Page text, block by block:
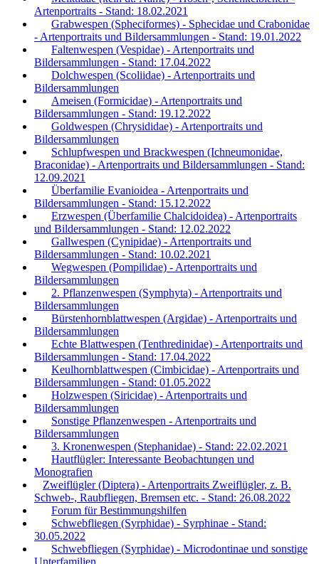
Artenportraits - Stand: 18.02.2021
Grabwespen (Spheciformes) - Sphecidae und Crabonidae
- Artenportraits und Bildersammlungen - Stand: 19.01.2022
Faltenwespen (Vespidae) - Artenportraits und
Bildersammlungen - Stand: 17.04.2022
Dolchwespen (Scoliidae) - Artenportraits und
Bildersammlungen
Ameisen (Formicidae) - Artenportraits und
Bildersammlungen - Stand: 19.12.2022
Goldwespen (Chrysididae) - Artenportraits und
Bildersammlungen
Schlupfwespen und Brackwespen (Ichneumonidae,
Braconidae) - Artenportraits und Bildersammlungen - Stand:
12.09.2021
Überfamilie Evanioidea - Artenportraits und
Bildersammlungen - Stand: 15.12.2022
Erzwespen (Überfamilie Chalcidoidea) - Artenportraits
und Bildersammlungen - Stand: 12.02.2022
Gallwespen (Cynipidae) - Artenportraits und
Bildersammlungen - Stand: 10.02.2021
Wegwespen (Pompilidae) - Artenportraits und
Bildersammlungen
2. Pflanzenwespen (Symphyta) - Artenportraits und
Bildersammlungen
Bürstenhornblattwespen (Argidae) - Artenportraits und
Bildersammlungen
Echte Blattwespen (Tenthredinidae) - Artenportraits und
Bildersammlungen - Stand: 17.04.2022
Keulhornblattwespen (Cimbicidae) - Artenportraits und
Bildersammlungen - Stand: 01.05.2022
Holzwespen (Siricidae) - Artenportraits und
Bildersammlungen
Sonstige Pflanzenwespen - Artenportraits und
Bildersammlungen
3. Kronenwespen (Stephanidae) - Stand: 22.02.2021
Hautflügler: Interessante Beobachtungen und
Monografien
Zweiflügler (Diptera) - Artenportraits Zweiflügler, z. B.
Schweb-, Raubfliegen, Bremsen etc. - Stand: 26.08.2022
Forum für Bestimmungshilfen
Schwebfliegen (Syrphidae) - Syrphinae - Stand:
30.05.2022
Schwebfliegen (Syrphidae) - Microdontinae und sonstige